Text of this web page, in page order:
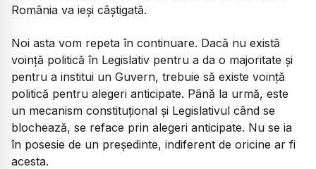
România va ieși câștigată.
Noi asta vom repeta în continuare. Dacă nu există
voință politică în Legislativ pentru a da o majoritate și
pentru a institui un Guvern, trebuie să existe voință
politică pentru alegeri anticipate. Până la urmă, este
un mecanism constituțional și Legislativul când se
blochează, se reface prin alegeri anticipate. Nu se ia
în posesie de un președinte, indiferent de oricine ar fi
acesta.